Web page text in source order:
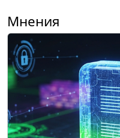
Мнения